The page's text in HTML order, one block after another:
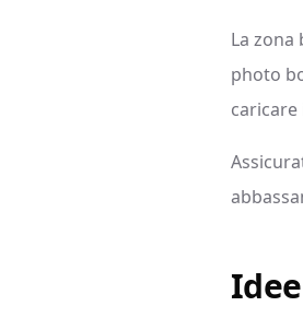
La zona
photo